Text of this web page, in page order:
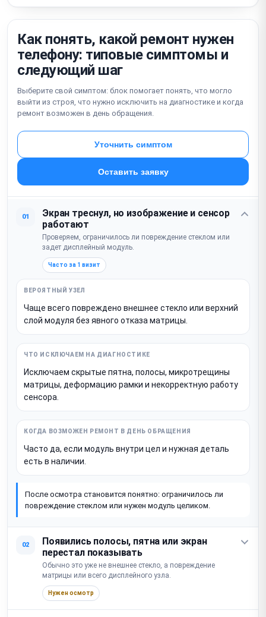
Как понять, какой ремонт нужен
телефону: типовые симптомы и
следующий шаг
Выберите свой симптом: блок помогает понять, что могло
выйти из строя, что нужно исключить на диагностике и когда
ремонт возможен в день обращения.
Уточнить симптом
Оставить заявку
01
Экран треснул, но изображение и сенсор
работают
Проверяем, ограничилось ли повреждение стеклом или
задет дисплейный модуль.
Часто за 1 визит
Чаще всего повреждено внешнее стекло или верхний
слой модуля без явного отказа матрицы.
Исключаем скрытые пятна, полосы, микротрещины
матрицы, деформацию рамки и некорректную работу
сенсора.
Часто да, если модуль внутри цел и нужная деталь
есть в наличии.
После осмотра становится понятно: ограничилось ли
повреждение стеклом или нужен модуль целиком.
02
Появились полосы, пятна или экран
перестал показывать
Обычно это уже не внешнее стекло, а повреждение
матрицы или всего дисплейного узла.
Нужен осмотр